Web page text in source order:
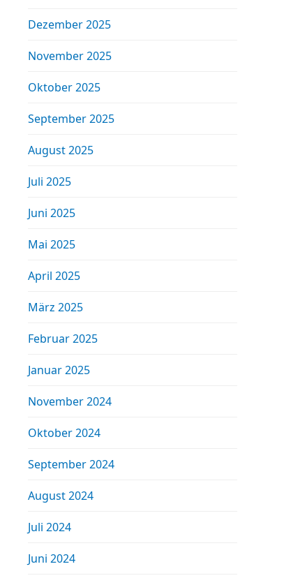
Dezember 2025
November 2025
Oktober 2025
September 2025
August 2025
Juli 2025
Juni 2025
Mai 2025
April 2025
März 2025
Februar 2025
Januar 2025
November 2024
Oktober 2024
September 2024
August 2024
Juli 2024
Juni 2024